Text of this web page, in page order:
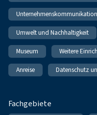
Unternehmenskommunikation
Umwelt und Nachhaltigkeit
Museum Weitere
Anreise Datenschutz
Fachgebiete